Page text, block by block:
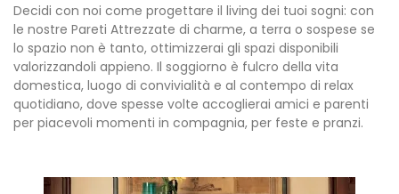
Decidi con noi come progettare il living dei tuoi sogni: con
le nostre Pareti Attrezzate di charme, a terra o sospese se
lo spazio non è tanto, ottimizzerai gli spazi disponibili
valorizzandoli appieno. Il soggiorno è fulcro della vita
domestica, luogo di convivialità e al contempo di relax
quotidiano, dove spesse volte accoglierai amici e parenti
per piacevoli momenti in compagnia, per feste e pranzi.